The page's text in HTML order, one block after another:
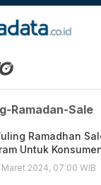
Sale
Ramadan-Sale
Ramadhan
Untuk
Maret 2024, 07:00 WIB